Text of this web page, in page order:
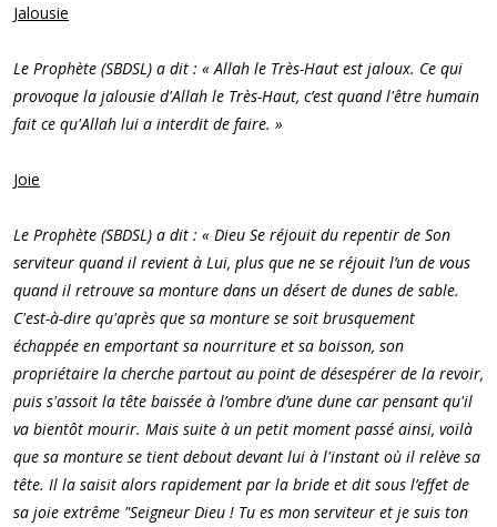
Jalousie
Le Prophète (SBDSL) a dit : « Allah le Très-Haut est jaloux. Ce qui
provoque la jalousie d'Allah le Très-Haut, c’est quand l'être humain
fait ce qu'Allah lui a interdit de faire. »
Joie
Le Prophète (SBDSL) a dit : « Dieu Se réjouit du repentir de Son
serviteur quand il revient à Lui, plus que ne se réjouit l’un de vous
quand il retrouve sa monture dans un désert de dunes de sable.
C'est-à-dire qu'après que sa monture se soit brusquement
échappée en emportant sa nourriture et sa boisson, son
propriétaire la cherche partout au point de désespérer de la revoir,
puis s'assoit la tête baissée à l’ombre d’une dune car pensant qu'il
va bientôt mourir. Mais suite à un petit moment passé ainsi, voilà
que sa monture se tient debout devant lui à l'instant où il relève sa
tête. Il la saisit alors rapidement par la bride et dit sous l’effet de
sa joie extrême "Seigneur Dieu ! Tu es mon serviteur et je suis ton